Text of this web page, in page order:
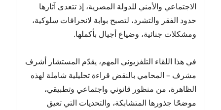
الاجتماعي والأمني للدولة المصرية، إذ تتعدى آثارها
حدود الفقر والتشرد، لتصبح بوابة لانحرافات سلوكية،
ومشكلات جنائية، وضياع أجيال بأكملها.
في هذا اللقاء التلفزيوني المهم، يقدّم المستشار أشرف
مشرف – المحامي بالنقض قراءة تحليلية شاملة لهذه
الظاهرة، من منظور قانوني واجتماعي وتطبيقي،
موضحًا جذورها المتشابكة، والتحديات التي تعيق